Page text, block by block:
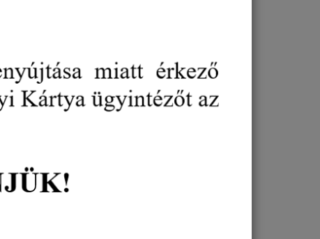
a digitális világgal, hanem naprakész
piaci igényekre.
2026.május 20.
a digitális világgal, hanem naprakész benne!
növeléséhez. A program segítségével
bevételeit, és gyorsan reagálhat a változó
Kereskedelmi és Iparkamara